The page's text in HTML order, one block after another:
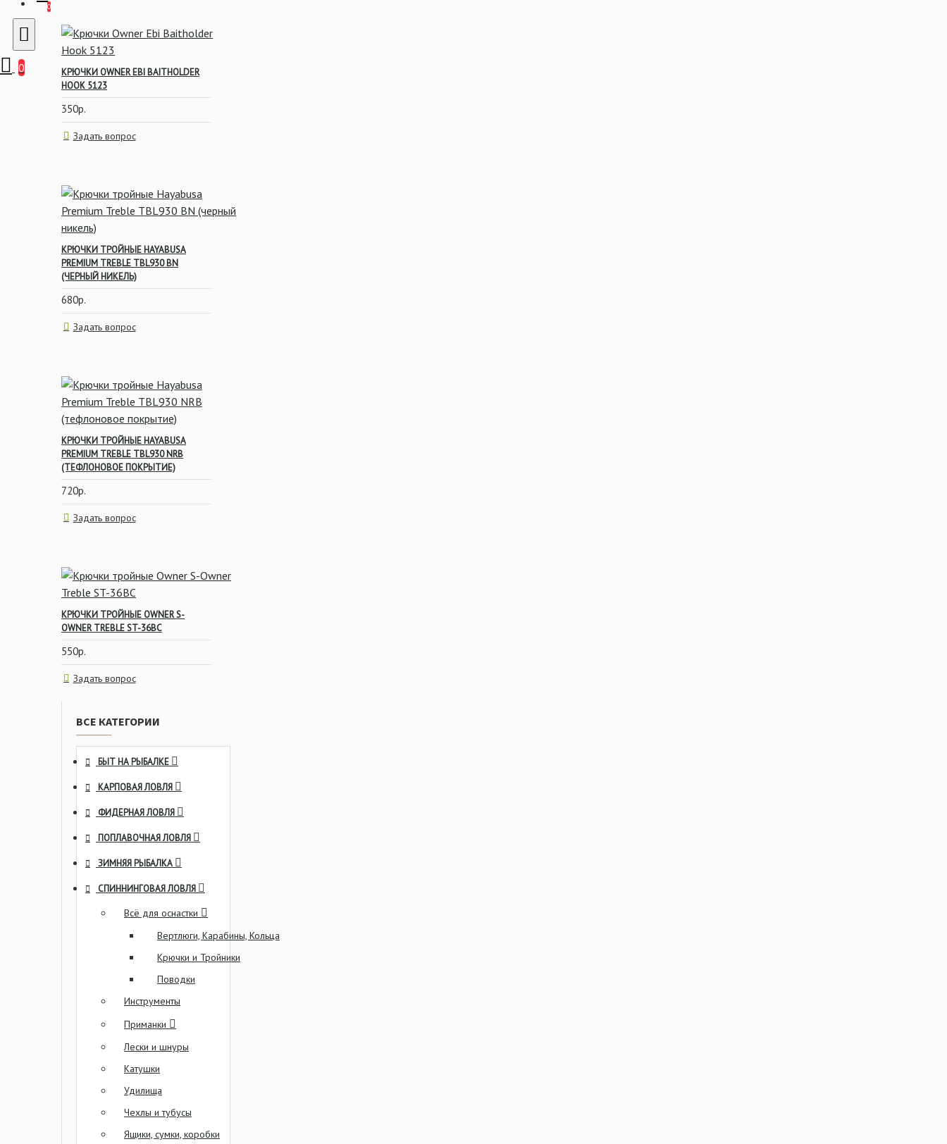
0
0
КРЮЧКИ OWNER EBI BAITHOLDER
HOOK 5123
350р.
Задать вопрос
КРЮЧКИ ТРОЙНЫЕ HAYABUSA
PREMIUM TREBLE TBL930 BN
(ЧЕРНЫЙ НИКЕЛЬ)
680р.
Задать вопрос
КРЮЧКИ ТРОЙНЫЕ HAYABUSA
PREMIUM TREBLE TBL930 NRB
(ТЕФЛОНОВОЕ ПОКРЫТИЕ)
720р.
Задать вопрос
КРЮЧКИ ТРОЙНЫЕ OWNER S-
OWNER TREBLE ST-36BC
550р.
Задать вопрос
ВСЕ КАТЕГОРИИ
БЫТ НА РЫБАЛКЕ
КАРПОВАЯ ЛОВЛЯ
ФИДЕРНАЯ ЛОВЛЯ
ПОПЛАВОЧНАЯ ЛОВЛЯ
ЗИМНЯЯ РЫБАЛКА
СПИННИНГОВАЯ ЛОВЛЯ
Всё для оснастки
Вертлюги, Карабины, Кольца
Крючки и Тройники
Поводки
Инструменты
Приманки
Лески и шнуры
Катушки
Удилища
Чехлы и тубусы
Ящики, сумки, коробки